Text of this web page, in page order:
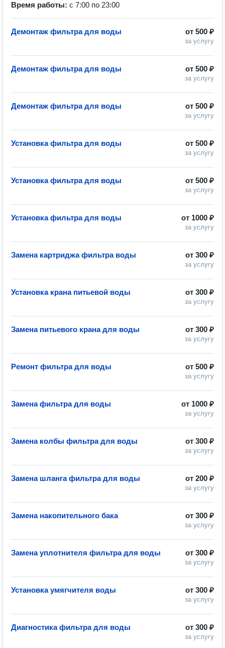
Время работы: с 7:00 по 23:00
от 500 ₽
за услугу
Демонтаж фильтра для воды
от 500 ₽
за услугу
Демонтаж фильтра для воды
от 500 ₽
за услугу
Демонтаж фильтра для воды
от 500 ₽
за услугу
Установка фильтра для воды
от 500 ₽
за услугу
Установка фильтра для воды
от 1000 ₽
за услугу
Установка фильтра для воды
от 300 ₽
за услугу
Замена картриджа фильтра воды
от 300 ₽
за услугу
Установка крана питьевой воды
от 300 ₽
за услугу
Замена питьевого крана для воды
от 500 ₽
за услугу
Ремонт фильтра для воды
от 1000 ₽
за услугу
Замена фильтра для воды
от 300 ₽
за услугу
Замена колбы фильтра для воды
от 200 ₽
за услугу
Замена шланга фильтра для воды
от 300 ₽
за услугу
Замена накопительного бака
от 300 ₽
за услугу
Замена уплотнителя фильтра для воды
от 300 ₽
за услугу
Установка умягчителя воды
от 300 ₽
за услугу
Диагностика фильтра для воды